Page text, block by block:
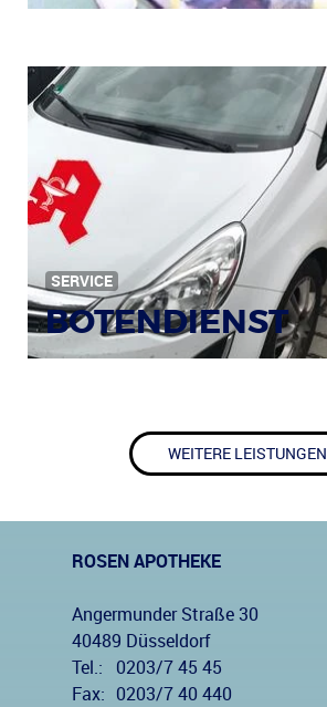
SERVICE
BOTENDIENST
WEITERE LEISTUNGEN
ROSEN APOTHEKE
Angermunder Straße 30
40489 Düsseldorf
Tel.:
0203/7 45 45
Fax:
0203/7 40 440